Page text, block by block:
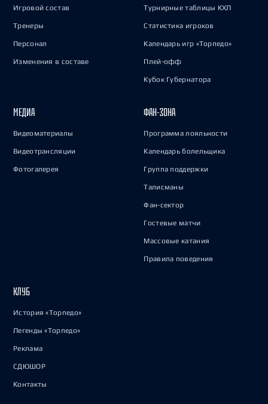
Игровой состав
Тренеры
Персонал
Изменения в составе
Турнирные таблицы КХЛ
Статистика игроков
Календарь игр «Торпедо»
Плей-офф
Кубок Губернатора
МЕДИА
Видеоматериалы
Видеотрансляции
Фотогалерея
ФАН-ЗОНА
Программа лояльности
Календарь болельщика
Группа поддержки
Талисманы
Фан-сектор
Гостевые матчи
Массовые катания
Правила поведения
КЛУБ
История «Торпедо»
Легенды «Торпедо»
Реклама
СДЮШОР
Контакты